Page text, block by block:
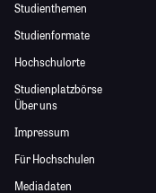
Studienthemen
Studienformate
Hochschulorte
Studienplatzbörse
Über uns
Impressum
Für Hochschulen
Mediadaten